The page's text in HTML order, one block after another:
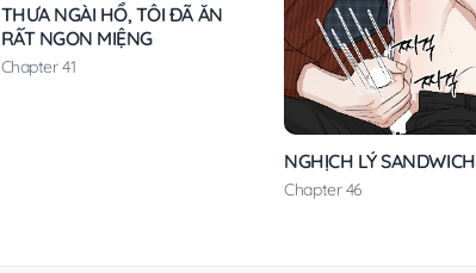
THƯA NGÀI HỔ, TÔI ĐÃ ĂN
RẤT NGON MIỆNG
Chapter 41
NGHỊCH LÝ SANDWICH
Chapter 46